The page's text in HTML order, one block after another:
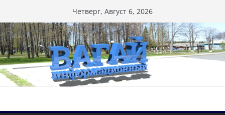
к
содержимому
Четверг, Август 6, 2026